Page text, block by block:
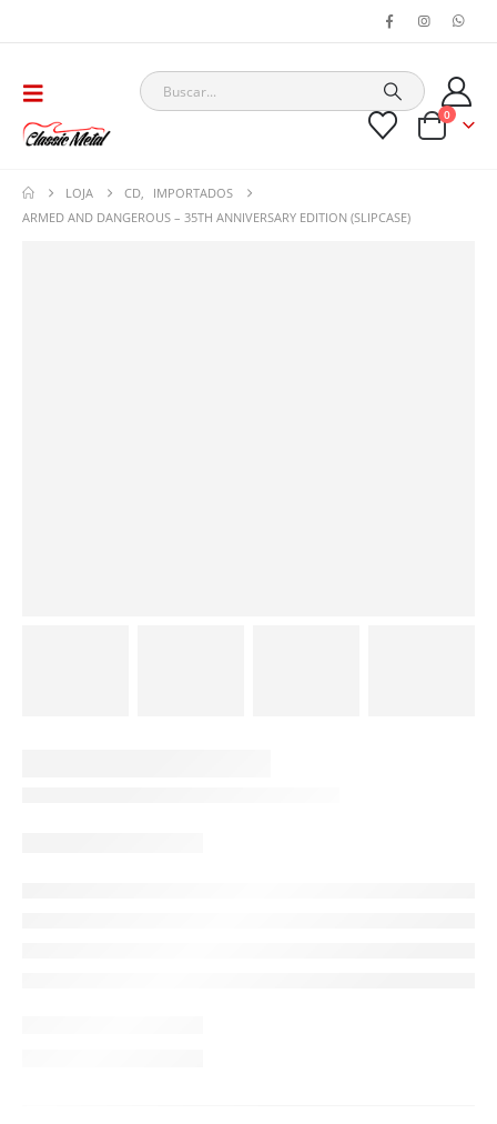
0
LOJA CD
IMPORTADOS
ARMED AND DANGEROUS – 35TH ANNIVERSARY EDITION (SLIPCASE)